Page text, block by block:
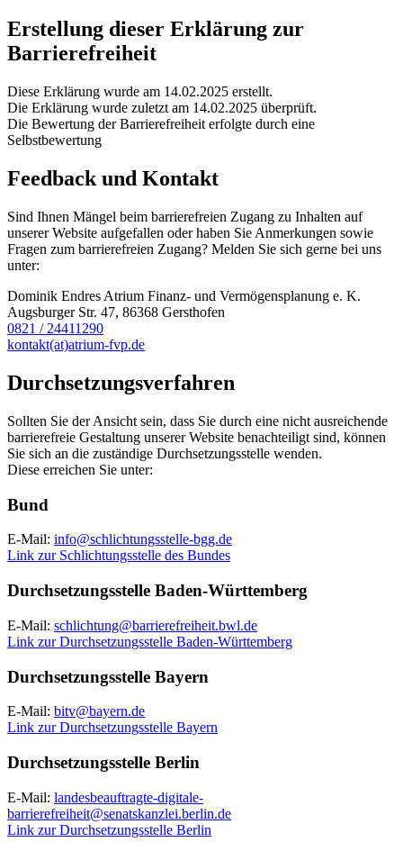
Erstellung dieser Erklärung zur
Barrierefreiheit
Diese Erklärung wurde am 14.02.2025 erstellt.
Die Erklärung wurde zuletzt am 14.02.2025 überprüft.
Die Bewertung der Barrierefreiheit erfolgte durch eine
Selbstbewertung
Feedback und Kontakt
Sind Ihnen Mängel beim barrierefreien Zugang zu Inhalten auf
unserer Website aufgefallen oder haben Sie Anmerkungen sowie
Fragen zum barrierefreien Zugang? Melden Sie sich gerne bei uns
unter:
Dominik Endres Atrium Finanz- und Vermögensplanung e. K.
Augsburger Str. 47, 86368 Gersthofen
0821 / 24411290
kontakt(at)atrium-fvp.de
Durchsetzungsverfahren
Sollten Sie der Ansicht sein, dass Sie durch eine nicht ausreichende
barrierefreie Gestaltung unserer Website benachteiligt sind, können
Sie sich an die zuständige Durchsetzungsstelle wenden.
Diese erreichen Sie unter:
Bund
E-Mail: info@schlichtungsstelle-bgg.de
Link zur Schlichtungsstelle des Bundes
Durchsetzungsstelle Baden-Württemberg
E-Mail: schlichtung@barrierefreiheit.bwl.de
Link zur Durchsetzungsstelle Baden-Württemberg
Durchsetzungsstelle Bayern
E-Mail: bitv@bayern.de
Link zur Durchsetzungsstelle Bayern
Durchsetzungsstelle Berlin
E-Mail: landesbeauftragte-digitale-
barrierefreiheit@senatskanzlei.berlin.de
Link zur Durchsetzungsstelle Berlin